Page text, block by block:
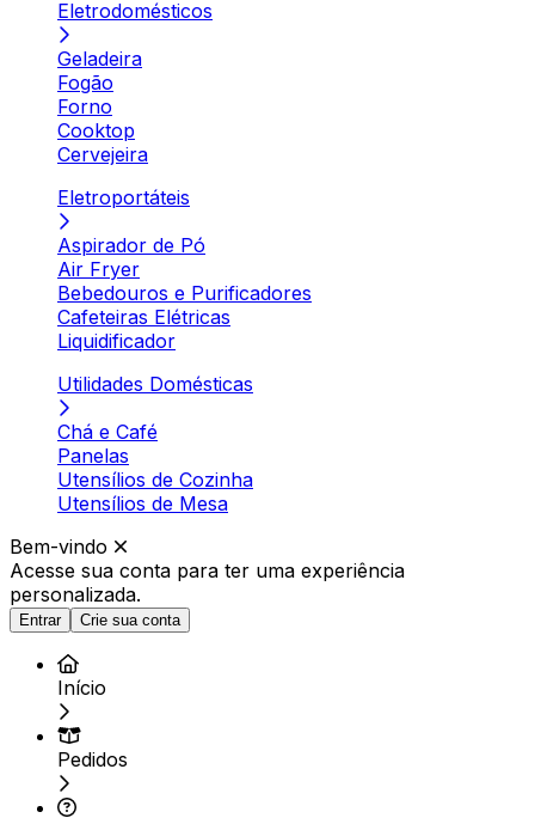
Eletrodomésticos
Geladeira
Fogão
Forno
Cooktop
Cervejeira
Eletroportáteis
Aspirador de Pó
Air Fryer
Bebedouros e Purificadores
Cafeteiras Elétricas
Liquidificador
Utilidades Domésticas
Chá e Café
Panelas
Utensílios de Cozinha
Utensílios de Mesa
Bem-vindo
Acesse sua conta para ter uma experiência
personalizada.
Entrar Crie sua conta
Início
Pedidos